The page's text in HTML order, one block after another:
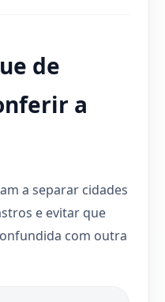
de
a
a separar cidades
e evitar que
com outra